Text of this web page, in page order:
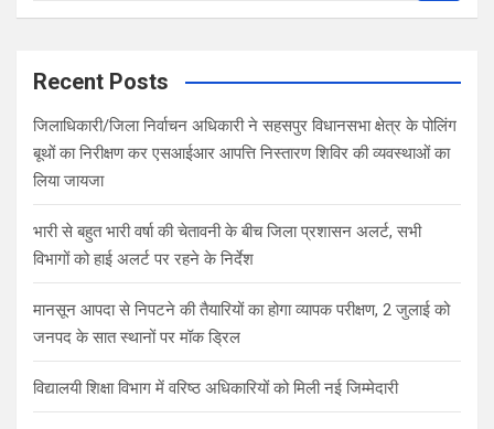
a
c
Recent Posts
जिलाधिकारी/जिला निर्वाचन अधिकारी ने सहसपुर विधानसभा क्षेत्र के पोलिंग
बूथों का निरीक्षण कर एसआईआर आपत्ति निस्तारण शिविर की व्यवस्थाओं का
लिया जायजा
भारी से बहुत भारी वर्षा की चेतावनी के बीच जिला प्रशासन अलर्ट, सभी
विभागों को हाई अलर्ट पर रहने के निर्देश
मानसून आपदा से निपटने की तैयारियों का होगा व्यापक परीक्षण, 2 जुलाई को
जनपद के सात स्थानों पर मॉक ड्रिल
विद्यालयी शिक्षा विभाग में वरिष्ठ अधिकारियों को मिली नई जिम्मेदारी